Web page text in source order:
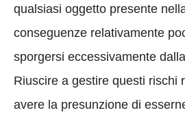
qualsiasi oggetto presente
conseguenze relativamente
sporgersi eccessivamente
Riuscire a gestire questi rischi
avere la presunzione di